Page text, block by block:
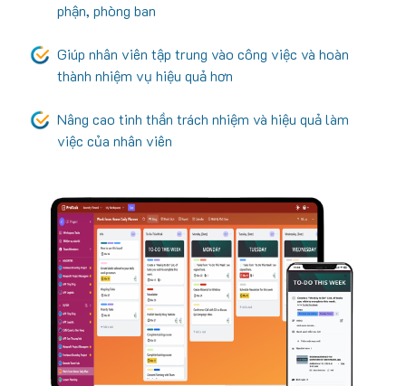
phận, phòng ban
Giúp nhân viên tập trung vào công việc và hoàn
thành nhiệm vụ hiệu quả hơn
Nâng cao tinh thần trách nhiệm và hiệu quả làm
việc của nhân viên